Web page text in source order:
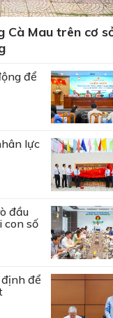
Cà Mau trên cơ
để
lực
đầu
con số
để